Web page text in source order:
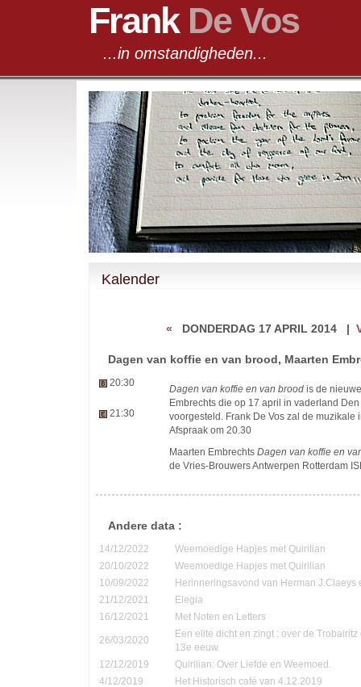
Frank De Vos
...in omstandigheden...
Kalender
« DONDERDAG 17 APRIL 2014 |
Dagen van koffie en van brood, Maarten
20:30
21:30
Dagen van koffie en van brood is de
Embrechts die op 17 april in vaderland
voorgesteld. Frank De Vos zal de muzikale
Afspraak om 20.30
Maarten Embrechts Dagen van koffie en
de Vries-Brouwers Antwerpen Rotterdam
Andere data :
14/12/2022
Weemoedige Hapjes met Quirilian
20/10/2022
Weemoedige Hapjes met Quirilian
10/09/2022
Herinneringsavond van Herman J.Claeys
21/12/2021
Elegia
16/12/2021
Met Noten en Letters
26/03/2020
Een elite dicht en zingt : over de
13e eeuw.
12/12/2019
Quirilian: Over Liefde en Weemoed.
4/12/2019
Het Historisch café van 4.12.2019